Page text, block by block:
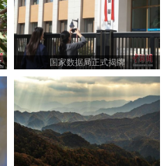
国家数据局正式揭牌